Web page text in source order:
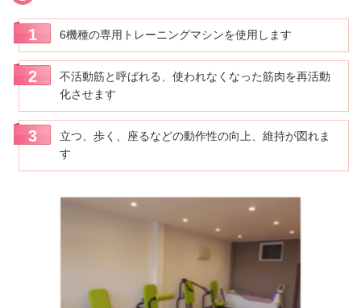
6機種の専用トレーニングマシンを使用します
不活動筋と呼ばれる、使われなくなった筋肉を再活動
化させます
立つ、歩く、座るなどの動作性の向上、維持が図れま
す